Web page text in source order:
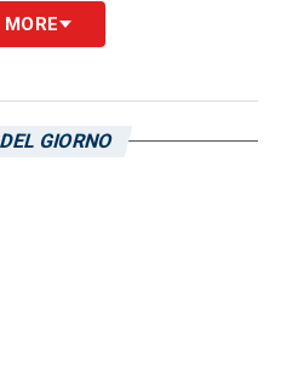
, inoltre, avrebbe
e giocare in una
GIORNO